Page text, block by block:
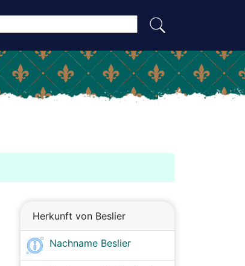
Herkunft von Beslier
Nachname Beslier